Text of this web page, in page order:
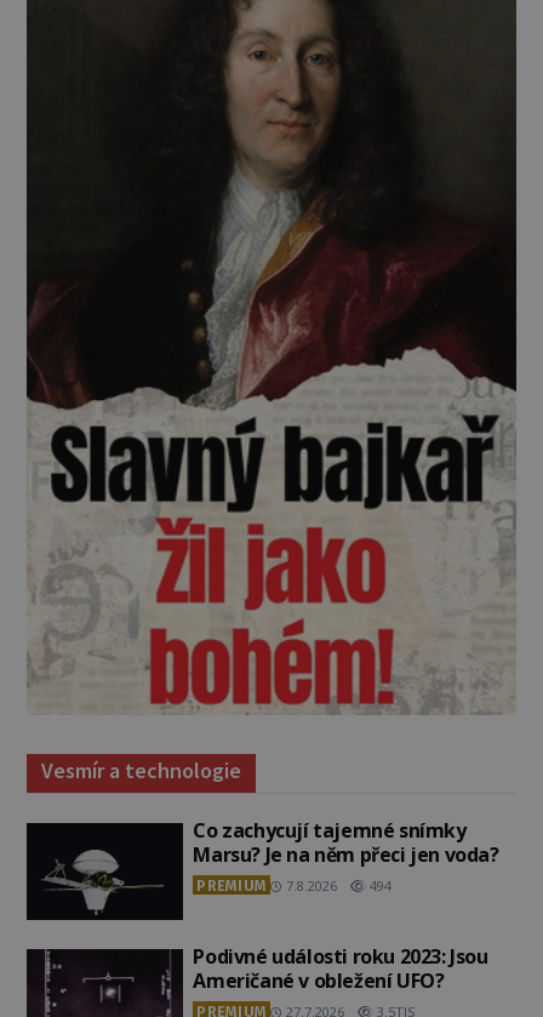
Vesmír a technologie
Co zachycují tajemné snímky
Marsu? Je na něm přeci jen voda?
PREMIUM 7.8.2026 494
Podivné události roku 2023: Jsou
Američané v obležení UFO?
PREMIUM 27.7.2026 3.5TIS